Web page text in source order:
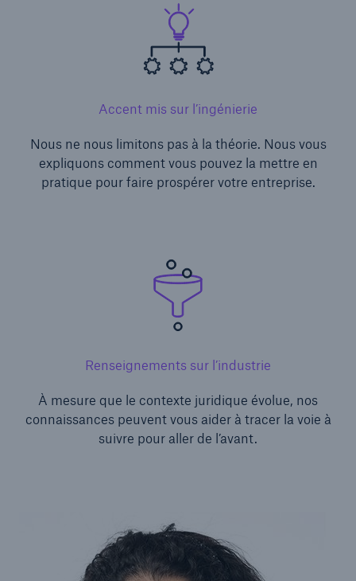
Accent mis sur l’ingénierie
Nous ne nous limitons pas à la théorie. Nous vous
expliquons comment vous pouvez la mettre en
pratique pour faire prospérer votre entreprise.
Renseignements sur l’industrie
À mesure que le contexte juridique évolue, nos
connaissances peuvent vous aider à tracer la voie à
suivre pour aller de l’avant.